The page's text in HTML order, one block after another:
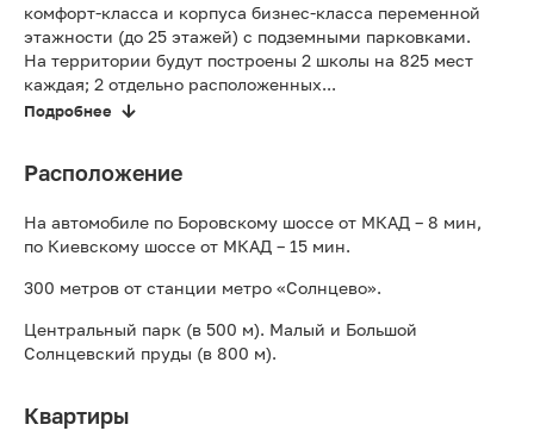
комфорт-класса и корпуса бизнес-класса переменной
этажности (до 25 этажей) с подземными парковками.
На территории будут построены 2 школы на 825 мест
каждая; 2 отдельно расположенных...
Подробнее
Расположение
На автомобиле по Боровскому шоссе от МКАД – 8 мин,
по Киевскому шоссе от МКАД – 15 мин.
300 метров от станции метро «Солнцево».
Центральный парк (в 500 м). Малый и Большой
Солнцевский пруды (в 800 м).
Квартиры